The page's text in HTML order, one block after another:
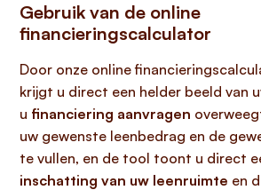
Gebruik van de online
financieringscalculator
Door onze online
krijgt u direct een helder beeld van
u financiering aanvragen
uw gewenste leenbedrag en de
te vullen, en de tool toont u direct
inschatting van uw leenruimte en